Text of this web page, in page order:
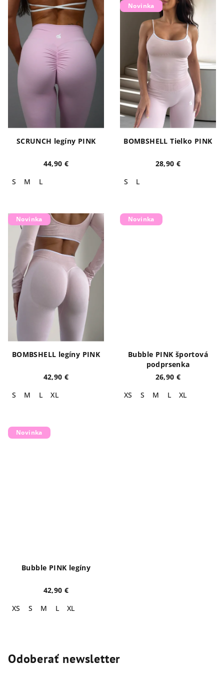
SCRUNCH legíny PINK
44,90 €
S
M L
Novinka
BOMBSHELL Tielko PINK
28,90 €
S
L
Novinka
BOMBSHELL legíny PINK
42,90 €
S
M L XL
Novinka
Bubble PINK športová
podprsenka
26,90 €
XS
S M L XL
Novinka
Bubble PINK legíny
42,90 €
XS
S M L XL
Odoberať newsletter